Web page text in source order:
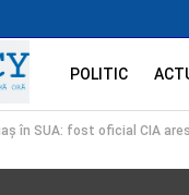
POLITIC
în SUA: fost oficial CIA